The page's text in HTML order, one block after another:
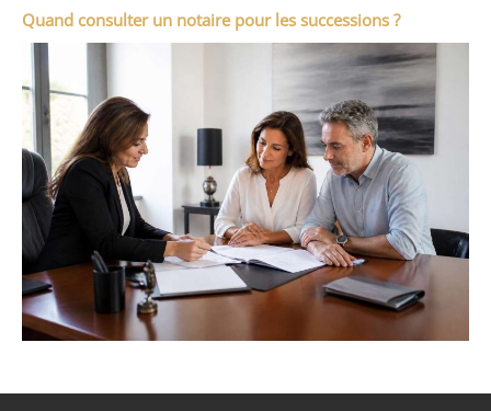
Quand consulter un notaire pour les successions ?